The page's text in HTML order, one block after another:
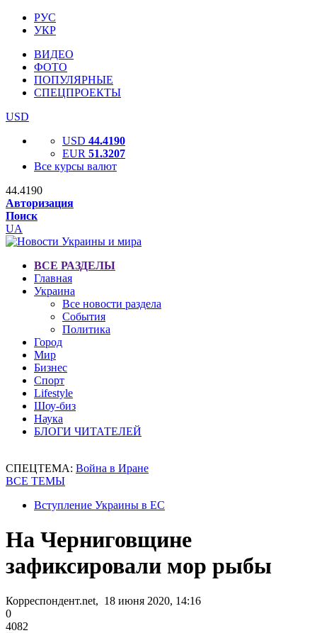
РУС
УКР
ВИДЕО
ФОТО
ПОПУЛЯРНЫЕ
СПЕЦПРОЕКТЫ
USD
USD 44.4190
EUR 51.3207
Все курсы валют
44.4190
Авторизация
Поиск
UA
ВСЕ РАЗДЕЛЫ
Главная
Украина
Все новости раздела
События
Политика
Город
Мир
Бизнес
Спорт
Lifestyle
Шоу-биз
Наука
БЛОГИ ЧИТАТЕЛЕЙ
СПЕЦТЕМА: Война в Иране
ВСЕ ТЕМЫ
Вступление Украины в ЕС
На Черниговщине
зафиксировали мор рыбы
Корреспондент.net, 18 июня 2020, 14:16
0
4082